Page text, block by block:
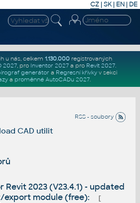
CZ | SK| EN | DE
u nás, celkem 1.130.000registrovaných
2027, pro Inventor 2027a pro Revit 2027.
generátor a Regresní křivkyv sekci
a proměnné AutoCADu 2027.
RSS - soubory
CAD utilit
Revit 2023 (V23.4.1) - updated
export module (free):
[